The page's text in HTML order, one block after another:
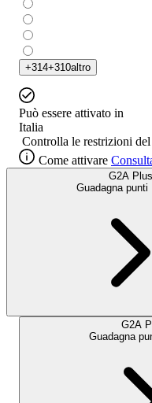
+314+310altro
Può essere attivato in
Italia
Controlla le restrizioni del
Come attivare
G2A Plus
Guadagna punti
G2A
Guadagna